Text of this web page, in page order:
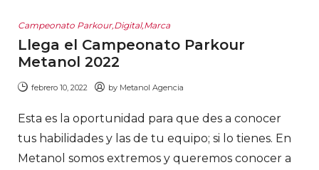
Campeonato Parkour,Digital,Marca
Llega el Campeonato Parkour
Metanol 2022
febrero 10, 2022 by Metanol Agencia
Esta es la oportunidad para que des a conocer
tus habilidades y las de tu equipo; si lo tienes. En
Metanol somos extremos y queremos conocer a